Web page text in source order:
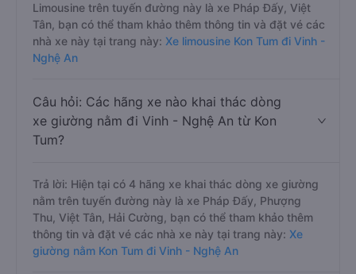
Limousine trên tuyến đường này là xe Pháp Đấy, Việt
Tân, bạn có thể tham khảo thêm thông tin và đặt vé các
nhà xe này tại trang này: Xe limousine Kon Tum đi Vinh -
Nghệ An
Câu hỏi: Các hãng xe nào khai thác dòng
xe giường nằm đi Vinh - Nghệ An từ Kon
Tum?
Trả lời: Hiện tại có 4 hãng xe khai thác dòng xe giường
nằm trên tuyến đường này là xe Pháp Đấy, Phượng
Thu, Việt Tân, Hải Cường, bạn có thể tham khảo thêm
thông tin và đặt vé các nhà xe này tại trang này: Xe
giường nằm Kon Tum đi Vinh - Nghệ An